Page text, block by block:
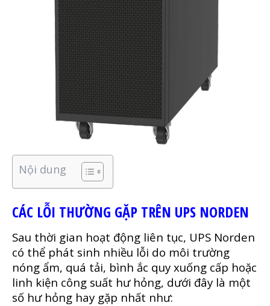
Nội dung
CÁC LỖI THƯỜNG GẶP TRÊN UPS NORDEN
Sau thời gian hoạt động liên tục, UPS Norden
có thể phát sinh nhiều lỗi do môi trường
nóng ẩm, quá tải, bình ắc quy xuống cấp hoặc
linh kiện công suất hư hỏng, dưới đây là một
số hư hỏng hay gặp nhất như: